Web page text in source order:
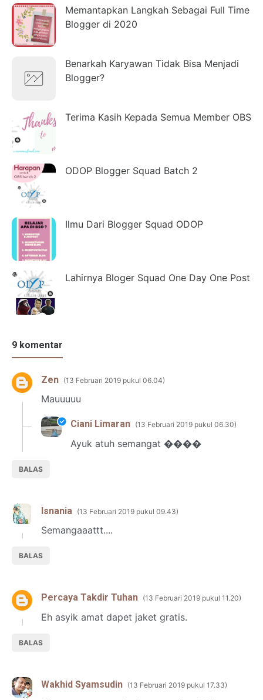
Memantapkan Langkah Sebagai Full Time
Blogger di 2020
Benarkah Karyawan Tidak Bisa Menjadi
Blogger?
Terima Kasih Kepada Semua Member OBS
ODOP Blogger Squad Batch 2
Ilmu Dari Blogger Squad ODOP
Lahirnya Bloger Squad One Day One Post
9 komentar
Zen 13 Februari 2019 pukul 06.04
Mauuuuu
BALAS
Ciani Limaran 13 Februari 2019 pukul 06.30
Ayuk atuh semangat ����
Isnania 13 Februari 2019 pukul 09.43
Semangaaattt....
BALAS
Percaya Takdir Tuhan 13 Februari 2019 pukul 11.20
Eh asyik amat dapet jaket gratis.
BALAS
Wakhid Syamsudin 13 Februari 2019 pukul 17.33